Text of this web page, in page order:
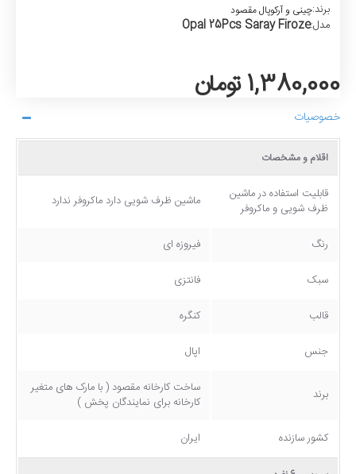
برند:چینی و آرکوپال مقصود
مدل:Opal 25Pcs Saray Firoze
1,380,000 تومان
خصوصیات
اقلام و مشخصات
قابلیت استفاده در ماشین
ظرف شویی و ماکروفر
ماشین ظرف شویی دارد ماکروفر ندارد
رنگ فیروزه ای
سبک فانتزی
قالب کنگره
جنس اپال
برند
ساخت کارخانه مقصود ( با مارک های متغیر
کارخانه برای نمایندگان پخش )
کشور سازنده ایران